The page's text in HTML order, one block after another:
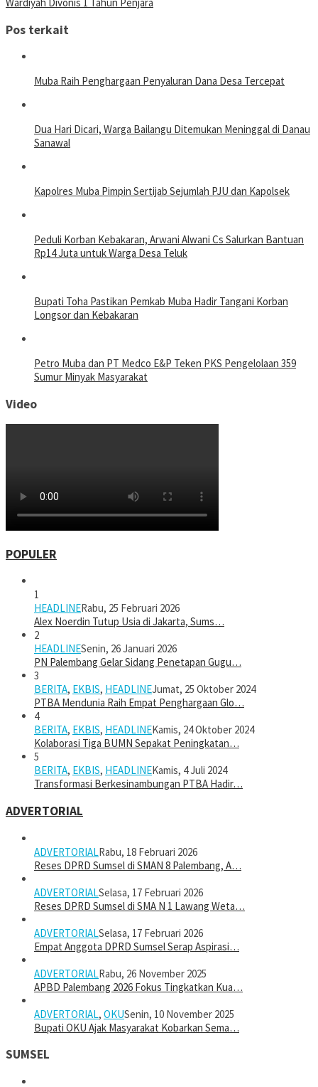
Pos terkait
Muba Raih Penghargaan Penyaluran Dana Desa Tercepat
Dua Hari Dicari, Warga Bailangu Ditemukan Meninggal di Danau
Sanawal
Kapolres Muba Pimpin Sertijab Sejumlah PJU dan Kapolsek
Peduli Korban Kebakaran, Arwani Alwani Cs Salurkan Bantuan
Rp14 Juta untuk Warga Desa Teluk
Bupati Toha Pastikan Pemkab Muba Hadir Tangani Korban
Longsor dan Kebakaran
Petro Muba dan PT Medco E&P Teken PKS Pengelolaan 359
Sumur Minyak Masyarakat
Video
POPULER
1
HEADLINERabu, 25 Februari 2026
Alex Noerdin Tutup Usia di Jakarta, Sums…
2
HEADLINESenin, 26 Januari 2026
PN Palembang Gelar Sidang Penetapan Gugu…
3
BERITA, EKBIS, HEADLINEJumat, 25 Oktober 2024
PTBA Mendunia Raih Empat Penghargaan Glo…
4
BERITA, EKBIS, HEADLINEKamis, 24 Oktober 2024
Kolaborasi Tiga BUMN Sepakat Peningkatan…
5
BERITA, EKBIS, HEADLINEKamis, 4 Juli 2024
Transformasi Berkesinambungan PTBA Hadir…
ADVERTORIAL
ADVERTORIALRabu, 18 Februari 2026
Reses DPRD Sumsel di SMAN 8 Palembang, A…
ADVERTORIALSelasa, 17 Februari 2026
Reses DPRD Sumsel di SMA N 1 Lawang Weta…
ADVERTORIALSelasa, 17 Februari 2026
Empat Anggota DPRD Sumsel Serap Aspirasi…
ADVERTORIALRabu, 26 November 2025
APBD Palembang 2026 Fokus Tingkatkan Kua…
ADVERTORIAL, OKUSenin, 10 November 2025
Bupati OKU Ajak Masyarakat Kobarkan Sema…
SUMSEL